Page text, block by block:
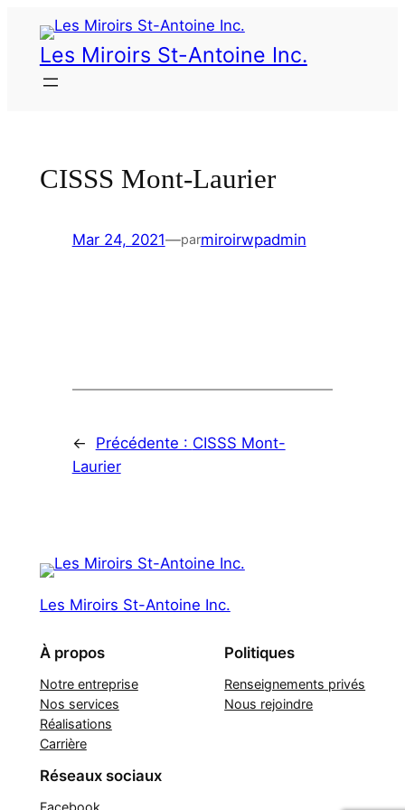
Les Miroirs St-Antoine Inc.
CISSS Mont-Laurier
Mar 24, 2021—parmiroirwpadmin
← Précédente : CISSS Mont-
Laurier
Les Miroirs St-Antoine Inc.
À propos
Notre entreprise
Nos services
Réalisations
Carrière
Politiques
Renseignements privés
Nous rejoindre
Réseaux sociaux